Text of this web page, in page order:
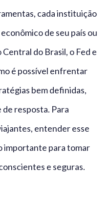
cada instituição
de seu país ou
do Brasil, o Fed e
é possível enfrentar
bem definidas,
resposta. Para
entender esse
importante para tomar
e seguras.